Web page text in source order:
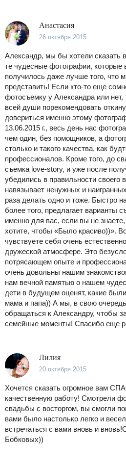
Анастасия
26 октября 2015
Александр, мы бы хотели сказать
те чудесные фотографии,
получилось даже лучше того, что
представить! Если кто-то еще
фотосъемку у Александра или
всей души порекомендовать
довериться именно этому
13.06.2015 г., весь день нас
чем один, без помощников, а
столько и такого качества, как
профессионалов. Кроме того, до
съемка love-story, и уже после
убедились в правильности своего
навязывает ненужных и
раза делать одно и тоже. Быстро
более того, предлагает варианты
именно для вас, если вы не
хотите, чтобы «Было красиво))».
чувствуете себя очень
дружеской атмосфере. Это
потрясающем опыте и
очень довольны нашим
нам вечной памятью о нашем
дети в будущем оценят, какие
мама и папа)) А мы, в свою
обращаться к Александру, чтобы
семейные моменты! Спасибо еще
Лилия
20 октября 2015
Хочется сказать огромное вам
качественную работу! Смотрели
свадьбы с восторгом, вы смогли
вами было настолько легко и
встречаться с вами вновь и
Бобковых))